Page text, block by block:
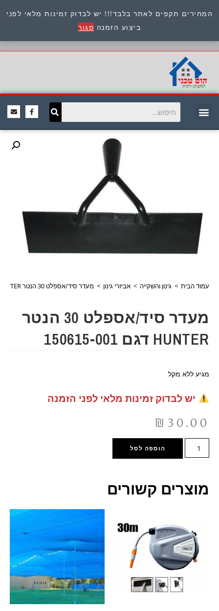
המחירים תקפים לאתר בלבד!!! יש לבדוק זמינות מלאי לפני
ביצוע הזמנה סגור
כתובת : היוזמים 9 אור יהודה שירות לקוחות 054-
8945722
עמוד הבית > גינון והשקייה > אביזרי גינון > מעדר סיד/אספלט 30 הנטר HUNTER דגם 150615-001
מעדר סיד/אספלט 30 הנטר
HUNTER דגם 150615-001
מגיע ללא מקל
יש לבדוק זמינות מלאי לפני הזמנה
₪ 30.00
הוספה לסל
מוצרים קשורים